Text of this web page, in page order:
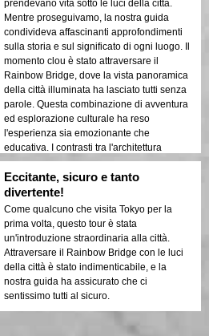
mostra nelle luci notturne. Consiglierei
vivamente questo tour a chiunque!
prendevano vita sotto le luci della città.
Mentre proseguivamo, la nostra guida
condivideva affascinanti approfondimenti
sulla storia e sul significato di ogni luogo. Il
momento clou è stato attraversare il
Rainbow Bridge, dove la vista panoramica
della città illuminata ha lasciato tutti senza
parole. Questa combinazione di avventura
ed esplorazione culturale ha reso
l'esperienza sia emozionante che
educativa. I contrasti tra l'architettura
moderna di Tokyo e i suoi siti storici hanno
aggiunto profondità al viaggio.
Eccitante, sicuro e tanto
divertente!
Come qualcuno che visita Tokyo per la
prima volta, questo tour è stata
un'introduzione straordinaria alla città.
Attraversare il Rainbow Bridge con le luci
della città è stato indimenticabile, e la
nostra guida ha assicurato che ci
sentissimo tutti al sicuro.